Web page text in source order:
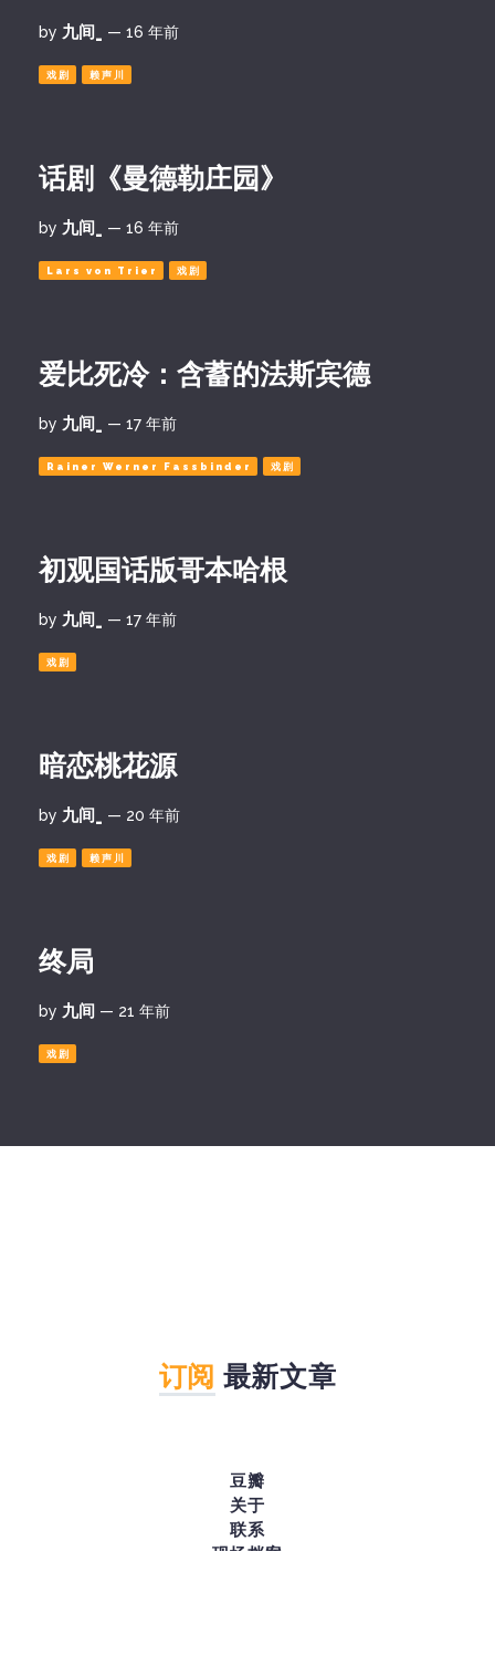
by 九间_ — 16 年前
戏剧 赖声川
话剧《曼德勒庄园》
by 九间_ — 16 年前
Lars von Trier 戏剧
爱比死冷：含蓄的法斯宾德
by 九间_ — 17 年前
Rainer Werner Fassbinder 戏剧
初观国话版哥本哈根
by 九间_ — 17 年前
戏剧
暗恋桃花源
by 九间_ — 20 年前
戏剧 赖声川
终局
by 九间 — 21 年前
戏剧
订阅 最新文章
豆瓣
关于
联系
现场档案